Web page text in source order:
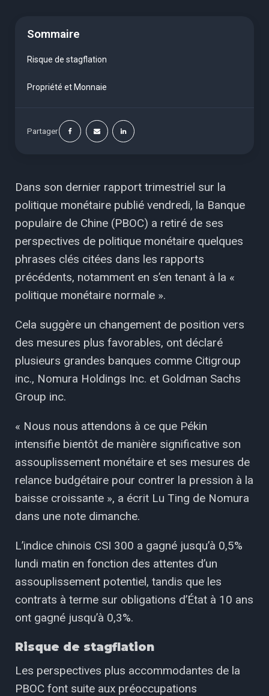
Sommaire
Risque de stagflation
Propriété et Monnaie
Partager
Dans son dernier rapport trimestriel sur la
politique monétaire publié vendredi, la Banque
populaire de Chine (PBOC) a retiré de ses
perspectives de politique monétaire quelques
phrases clés citées dans les rapports
précédents, notamment en s’en tenant à la «
politique monétaire normale ».
Cela suggère un changement de position vers
des mesures plus favorables, ont déclaré
plusieurs grandes banques comme Citigroup
inc., Nomura Holdings Inc. et Goldman Sachs
Group inc.
« Nous nous attendons à ce que Pékin
intensifie bientôt de manière significative son
assouplissement monétaire et ses mesures de
relance budgétaire pour contrer la pression à la
baisse croissante », a écrit Lu Ting de Nomura
dans une note dimanche.
L’indice chinois CSI 300 a gagné jusqu’à 0,5%
lundi matin en fonction des attentes d’un
assouplissement potentiel, tandis que les
contrats à terme sur obligations d’État à 10 ans
ont gagné jusqu’à 0,3%.
Risque de stagflation
Les perspectives plus accommodantes de la
PBOC font suite aux préoccupations